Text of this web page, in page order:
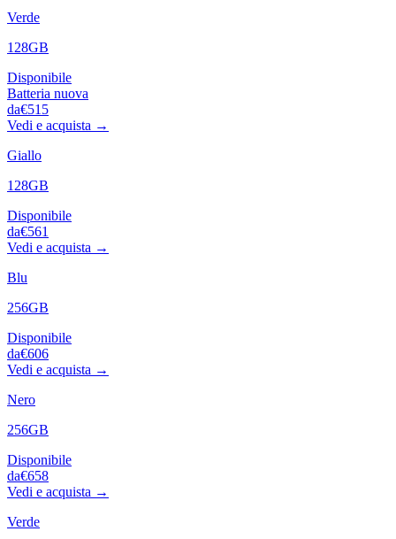
Verde
128GB
Disponibile
Batteria nuova
da€515
Vedi e acquista →
Giallo
128GB
Disponibile
da€561
Vedi e acquista →
Blu
256GB
Disponibile
da€606
Vedi e acquista →
Nero
256GB
Disponibile
da€658
Vedi e acquista →
Verde